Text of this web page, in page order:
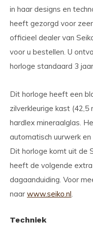
in haar designs en
heeft gezorgd voor zeer
officieel dealer van
voor u bestellen. U
horloge standaard 3
Dit horloge heeft een
zilverkleurige kast (42,5
hardlex mineraalglas.
automatisch uurwerk
Dit horloge komt uit de
heeft de volgende
dagaanduiding. Voor
naar www.seiko.nl.
Techniek